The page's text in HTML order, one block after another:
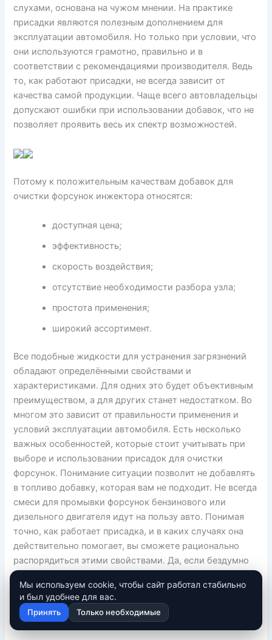
слухами, основана на чужом мнении. На практике
присадки являются полезным дополнением для
эксплуатации автомобиля. Но только при условии, что
они используются грамотно, правильно и в
соответствии с рекомендациями производителя. Ведь
то, как работают присадки, не всегда зависит от
качества самой продукции. Чаще всего автовладельцы
допускают ошибки при использовании добавок, что не
позволяет проявить весь их спектр возможностей.
Потому к положительным качествам добавок для
очистки форсунок инжектора относятся:
доступная цена;
эффективность;
скорость воздействия;
отсутствие необходимости разбора узла;
простота применения;
широкий ассортимент.
Все подобные жидкости для устранения загрязнений
обладают определёнными свойствами и
характеристиками. Для одних это будет объективным
преимуществом, а для других станет недостатком. Во
многом это зависит от правильности применения и
условий эксплуатации автомобиля. Есть несколько
важных особенностей, которые стоит учитывать при
выборе и использовании присадок для очистки
форсунок. Понимание ситуации позволит не добавлять
в топливо добавку, которая вам не подходит. Не всегда
смеси для промывки форсунок бензинового или
дизельного двигателя идут на пользу авто. Понимая
точно, как работает присадка, и в каких случаях она
действительно помогает, вы сможете рационально
распорядиться этими свойствами. Да, если бездумно
лить автохимию в бак или масляную систему
двигателя, ничего хорошего из этого не выйдет.
Потому рекомендуем учитывать следующие
особенности.
Мы используем cookie, чтобы сайт работал стабильно
и был удобнее для вас.
Принять Только необходимые